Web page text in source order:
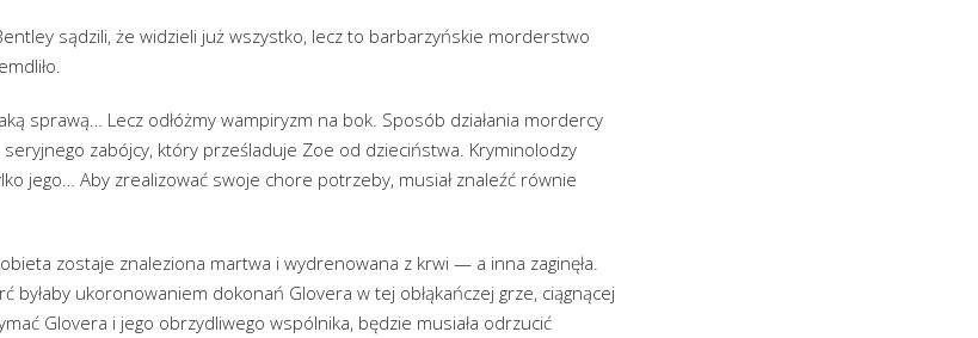
sądzili, że widzieli już wszystko, lecz to barbarzyńskie morderstwo
sprawą… Lecz odłóżmy wampiryzm na bok. Sposób działania mordercy
zabójcy, który prześladuje Zoe od dzieciństwa. Kryminolodzy
jego… Aby zrealizować swoje chore potrzeby, musiał znaleźć równie
zostaje znaleziona martwa i wydrenowana z krwi — a inna zaginęła.
byłaby ukoronowaniem dokonań Glovera w tej obłąkańczej grze, ciągnącej
Glovera i jego obrzydliwego wspólnika, będzie musiała odrzucić